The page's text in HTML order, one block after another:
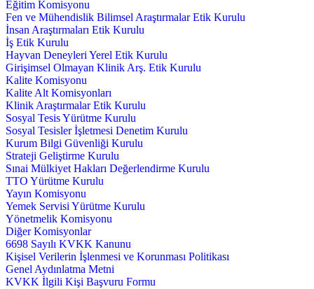
Eğitim Komisyonu
Fen ve Mühendislik Bilimsel Araştırmalar Etik Kurulu
İnsan Araştırmaları Etik Kurulu
İş Etik Kurulu
Hayvan Deneyleri Yerel Etik Kurulu
Girişimsel Olmayan Klinik Arş. Etik Kurulu
Kalite Komisyonu
Kalite Alt Komisyonları
Klinik Araştırmalar Etik Kurulu
Sosyal Tesis Yürütme Kurulu
Sosyal Tesisler İşletmesi Denetim Kurulu
Kurum Bilgi Güvenliği Kurulu
Strateji Geliştirme Kurulu
Sınai Mülkiyet Hakları Değerlendirme Kurulu
TTO Yürütme Kurulu
Yayın Komisyonu
Yemek Servisi Yürütme Kurulu
Yönetmelik Komisyonu
Diğer Komisyonlar
6698 Sayılı KVKK Kanunu
Kişisel Verilerin İşlenmesi ve Korunması Politikası
Genel Aydınlatma Metni
KVKK İlgili Kişi Başvuru Formu